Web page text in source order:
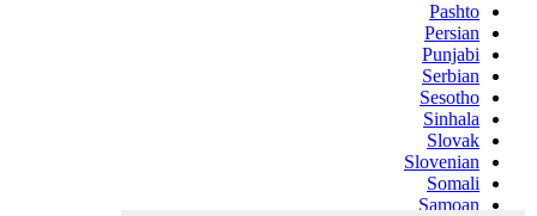
Pashto
Persian
Punjabi
Serbian
Sesotho
Sinhala
Slovak
Slovenian
Somali
Samoan